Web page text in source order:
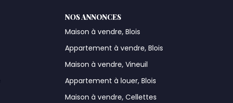
NOS ANNONCES
Maison à vendre, Blois
Appartement à vendre, Blois
Maison à vendre, Vineuil
Appartement à louer, Blois
Maison à vendre, Cellettes